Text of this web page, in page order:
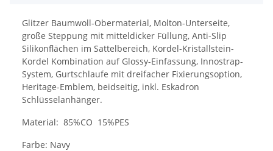
Glitzer Baumwoll-Obermaterial, Molton-Unterseite,
große Steppung mit mitteldicker Füllung, Anti-Slip
Silikonflächen im Sattelbereich, Kordel-Kristallstein-
Kordel Kombination auf Glossy-Einfassung, Innostrap-
System, Gurtschlaufe mit dreifacher Fixierungsoption,
Heritage-Emblem, beidseitig, inkl. Eskadron
Schlüsselanhänger.
Material: 85%CO 15%PES
Farbe: Navy